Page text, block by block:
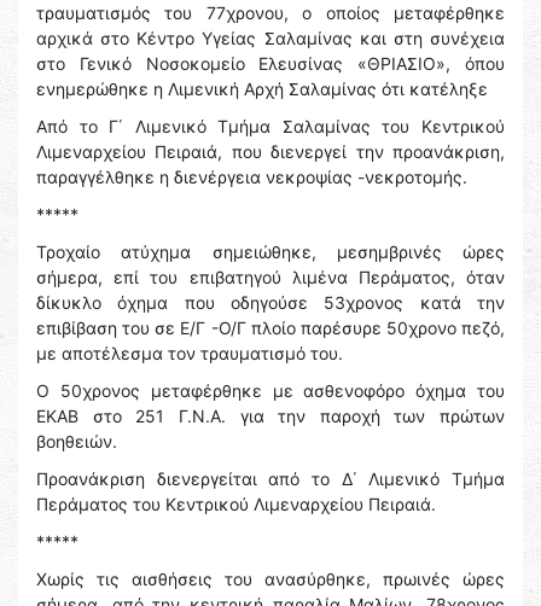
τραυματισμός του 77χρονου, ο οποίος μεταφέρθηκε
αρχικά στο Κέντρο Υγείας Σαλαμίνας και στη συνέχεια
στο Γενικό Νοσοκομείο Ελευσίνας «ΘΡΙΑΣΙΟ», όπου
ενημερώθηκε η Λιμενική Αρχή Σαλαμίνας ότι κατέληξε
Από το Γ΄ Λιμενικό Τμήμα Σαλαμίνας του Κεντρικού
Λιμεναρχείου Πειραιά, που διενεργεί την προανάκριση,
παραγγέλθηκε η διενέργεια νεκροψίας -νεκροτομής.
*****
Τροχαίο ατύχημα σημειώθηκε, μεσημβρινές ώρες
σήμερα, επί του επιβατηγού λιμένα Περάματος, όταν
δίκυκλο όχημα που οδηγούσε 53χρονος κατά την
επιβίβαση του σε Ε/Γ -Ο/Γ πλοίο παρέσυρε 50χρονο πεζό,
με αποτέλεσμα τον τραυματισμό του.
Ο 50χρονος μεταφέρθηκε με ασθενοφόρο όχημα του
ΕΚΑΒ στο 251 Γ.Ν.Α. για την παροχή των πρώτων
βοηθειών.
Προανάκριση διενεργείται από το Δ΄ Λιμενικό Τμήμα
Περάματος του Κεντρικού Λιμεναρχείου Πειραιά.
*****
Χωρίς τις αισθήσεις του ανασύρθηκε, πρωινές ώρες